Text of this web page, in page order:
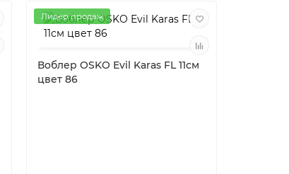
Лидер продаж
Воблер OSKO Evil Karas FL 11см
цвет 86